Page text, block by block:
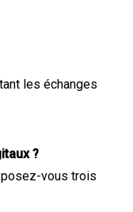
les échanges
?
posez-vous trois